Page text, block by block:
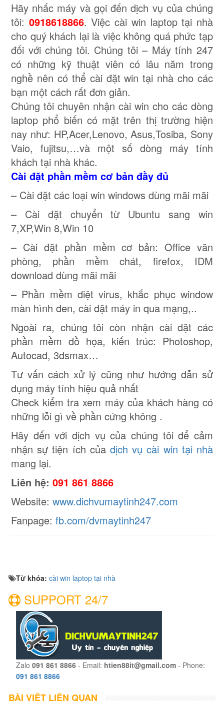
Hãy nhấc máy và gọi đến dịch vụ của chúng
tôi: 0918618866. Việc cài win laptop tại nhà
cho quý khách lại là việc không quá phức tạp
đối với chúng tôi. Chúng tôi – Máy tính 247
có những kỹ thuật viên có lâu năm trong
nghề nên có thể cài đặt win tại nhà cho các
bạn một cách rất đơn giản.
Chúng tôi chuyên nhận cài win cho các dòng
laptop phổ biến có mặt trên thị trường hiện
nay như: HP,Acer,Lenovo, Asus,Tosiba, Sony
Vaio, fujitsu,…và một số dòng máy tính
khách tại nhà khác.
Cài đặt phần mềm cơ bản đầy đủ
– Cài đặt các loại win windows dùng mãi mãi
– Cài đặt chuyển từ Ubuntu sang win
7,XP,Win 8,Win 10
– Cài đặt phần mềm cơ bản: Office văn
phòng, phần mềm chát, firefox, IDM
download dùng mãi mãi
– Phần mềm diệt virus, khắc phục window
màn hình đen, cài đặt máy in qua mạng,..
Ngoài ra, chúng tôi còn nhận cài đặt các
phần mềm đồ họa, kiến trúc: Photoshop,
Autocad, 3dsmax…
Tư vấn cách xử lý cũng như hướng dẫn sử
dụng máy tính hiệu quả nhất
Check kiểm tra xem máy của khách hàng có
những lỗi gì về phần cứng không .
Hãy đến với dịch vụ của chúng tôi để cảm
nhận sự tiện ích của dịch vụ cài win tại nhà
mang lại.
Liên hệ: 091 861 8866
Website: www.dichvumaytinh247.com
Fanpage: fb.com/dvmaytinh247
Từ khóa: cài win laptop tại nhà
SUPPORT 24/7
Zalo 091 861 8866 - Email: htien88it@gmail.com - Phone:
091 861 8866
BÀI VIẾT LIÊN QUAN